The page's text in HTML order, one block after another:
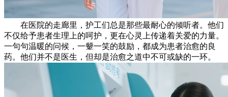
在医院的走廊里，护工们总是那些最耐心的倾听者。他们
不仅给予患者生理上的呵护，更在心灵上传递着关爱的力量。
一句句温暖的问候，一颦一笑的鼓励，都成为患者治愈的良
药。他们并不是医生，但却是治愈之道中不可或缺的一环。